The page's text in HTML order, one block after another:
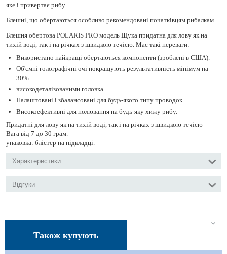
яке і привертає рибу.
Блешні, що обертаються особливо рекомендовані початківцям рибалкам.
Блешня обертова POLARIS PRO модель Щука придатна для лову як на
тихій воді, так і на річках з швидкою течією. Має такі переваги: ​​
Використано найкращі обертаються компоненти (зроблені в США).
Об'ємні голографічні очі покращують результативність мінімум на
30%.
високодеталізованими головка.
Налаштовані і збалансовані для будь-якого типу проводок.
Високоефективні для полювання на будь-яку хижу рибу.
Придатні для лову як на тихій воді, так і на річках з швидкою течією
Вага від 7 до 30 грам.
упаковка: блістер на підкладці.
Характеристики
Відгуки
Також купують